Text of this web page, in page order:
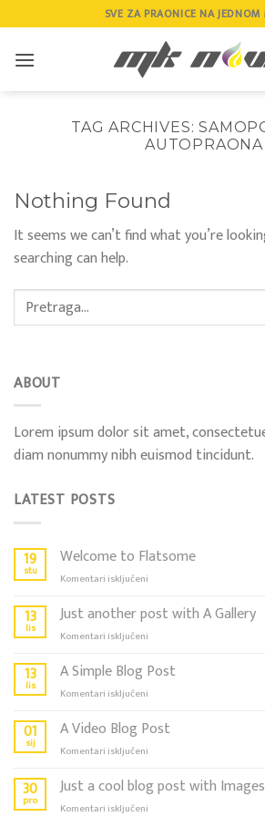
to
content
SVE ZA PRAONICE NA JEDNOM
TAG ARCHIVES:
AUTOPRAONA
Nothing Found
It seems we can’t find what you’re
searching can help.
ABOUT
Lorem ipsum dolor sit amet,
diam nonummy nibh euismod tincidunt.
LATEST POSTS
19
stu
Welcome to Flatsome
Komentari isključeni
to
Flatsome
13
lis
Just another post with A Gallery
Komentari isključeni
another
post
Gallery
13
lis
A Simple Blog Post
Komentari isključeni
Simple
Blog
01
sij
A Video Blog Post
Komentari isključeni
Video
Blog
30
pro
Just a cool blog post with Images
Komentari isključeni